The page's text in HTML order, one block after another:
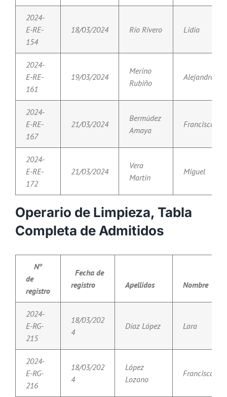
2024-
E-RE-
154
18/03/2024 Río Rivero Lidia
2024-
E-RE-
161
19/03/2024
Merino
Rubiño
Alejandro
2024-
E-RE-
167
21/03/2024
Bermúdez
Amaya
Francisco
2024-
E-RE-
172
21/03/2024
Vera
Martín
Miguel
Operario de Limpieza, Tabla
Completa de Admitidos
Nº
de
registro
Fecha de
registro
Apellidos Nombre
2024-
E-RG-
215
18/03/202
4
Díaz López Lara
2024-
E-RG-
216
18/03/202
4
López
Lozano
Francisca